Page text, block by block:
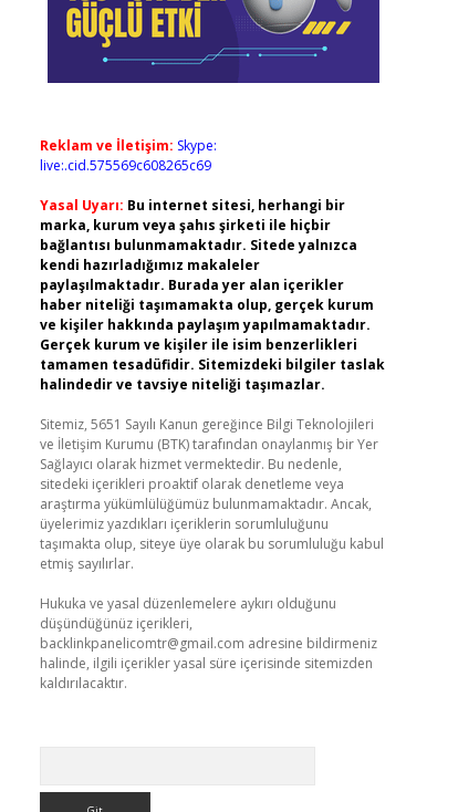
Reklam ve İletişim: Skype:
live:.cid.575569c608265c69
Yasal Uyarı: Bu internet sitesi, herhangi bir
marka, kurum veya şahıs şirketi ile hiçbir
bağlantısı bulunmamaktadır. Sitede yalnızca
kendi hazırladığımız makaleler
paylaşılmaktadır. Burada yer alan içerikler
haber niteliği taşımamakta olup, gerçek kurum
ve kişiler hakkında paylaşım yapılmamaktadır.
Gerçek kurum ve kişiler ile isim benzerlikleri
tamamen tesadüfidir. Sitemizdeki bilgiler taslak
halindedir ve tavsiye niteliği taşımazlar.
Sitemiz, 5651 Sayılı Kanun gereğince Bilgi Teknolojileri
ve İletişim Kurumu (BTK) tarafından onaylanmış bir Yer
Sağlayıcı olarak hizmet vermektedir. Bu nedenle,
sitedeki içerikleri proaktif olarak denetleme veya
araştırma yükümlülüğümüz bulunmamaktadır. Ancak,
üyelerimiz yazdıkları içeriklerin sorumluluğunu
taşımakta olup, siteye üye olarak bu sorumluluğu kabul
etmiş sayılırlar.
Hukuka ve yasal düzenlemelere aykırı olduğunu
düşündüğünüz içerikleri,
backlinkpanelicomtr@gmail.com adresine bildirmeniz
halinde, ilgili içerikler yasal süre içerisinde sitemizden
kaldırılacaktır.